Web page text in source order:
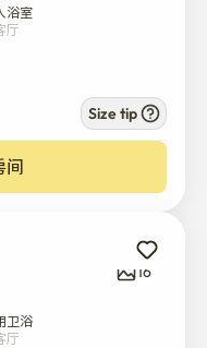
浴室
厅
Size tip
间
16
卫浴
厅